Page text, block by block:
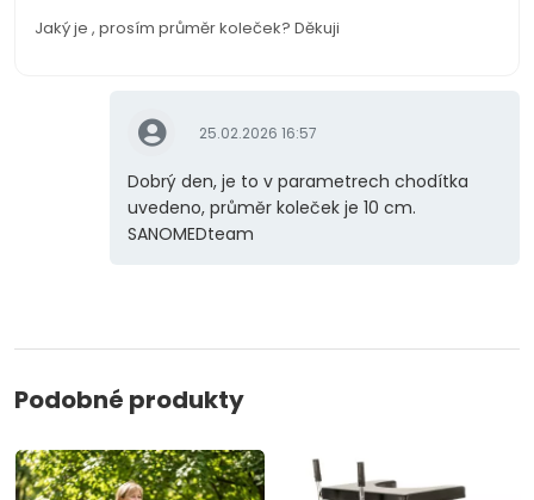
Jaký je , prosím průměr koleček? Děkuji
25.02.2026 16:57
Dobrý den, je to v parametrech chodítka
uvedeno, průměr koleček je 10 cm.
SANOMEDteam
Podobné produkty